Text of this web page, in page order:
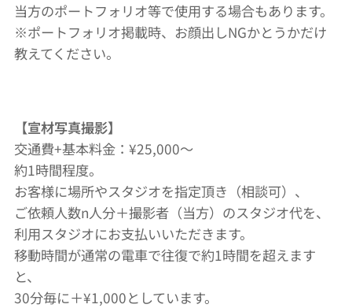
当方のポートフォリオ等で使用する場合もあります。
※ポートフォリオ掲載時、お顔出しNGかとうかだけ
教えてください。
【宣材写真撮影】
交通費+基本料金：¥25,000〜
約1時間程度。
お客様に場所やスタジオを指定頂き（相談可）、
ご依頼人数n人分＋撮影者（当方）のスタジオ代を、
利用スタジオにお支払いいただきます。
移動時間が通常の電車で往復で約1時間を超えます
と、
30分毎に＋¥1,000としています。